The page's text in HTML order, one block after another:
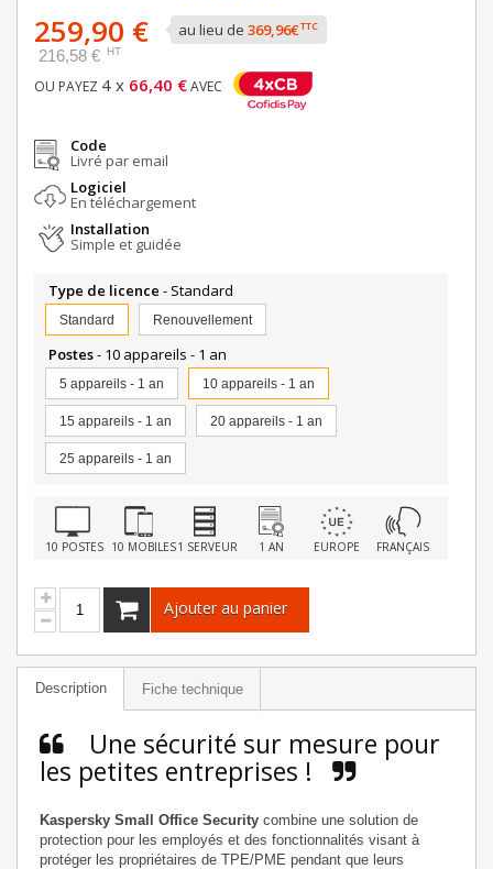
259,90 € au lieu de 369,96€TTC
216,58 € HT
OU PAYEZ 4 x 66,40 €AVEC
Code
Livré par email
Logiciel
En téléchargement
Installation
Simple et guidée
Type de licence - Standard
Standard Renouvellement
Postes- 10 appareils - 1 an
5 appareils - 1 an 10 appareils - 1 an
15 appareils - 1 an 20 appareils - 1 an
25 appareils - 1 an
10 POSTES 10 MOBILES1 SERVEUR 1 AN EUROPE FRANÇAIS
Ajouter au panier
Description Fiche technique
Une sécurité sur mesure pour
les petites entreprises !
Kaspersky Small Office Security combine une solution de
protection pour les employés et des fonctionnalités visant à
protéger les propriétaires de TPE/PME pendant que leurs